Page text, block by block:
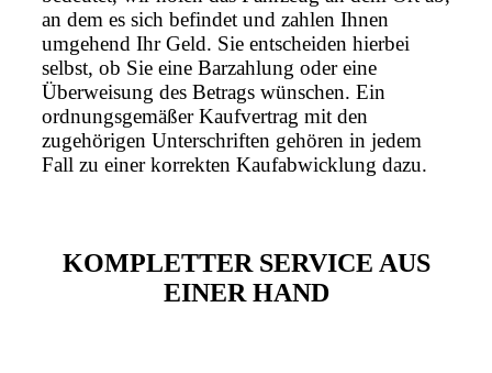
an dem es sich befindet und zahlen Ihnen
umgehend Ihr Geld. Sie entscheiden hierbei
selbst, ob Sie eine Barzahlung oder eine
Überweisung des Betrags wünschen. Ein
ordnungsgemäßer Kaufvertrag mit den
zugehörigen Unterschriften gehören in jedem
Fall zu einer korrekten Kaufabwicklung dazu.
KOMPLETTER SERVICE AUS
EINER HAND